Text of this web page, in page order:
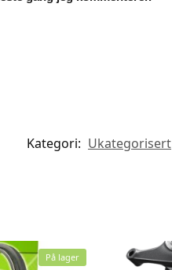
Kategori: Ukategorisert
På lager